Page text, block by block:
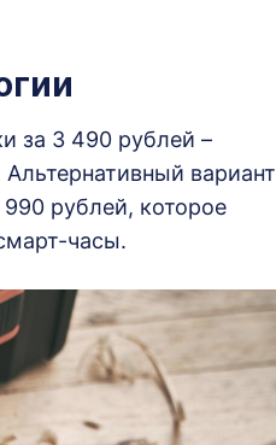
за 3 490 рублей –
вариант
рублей, которое
часы.